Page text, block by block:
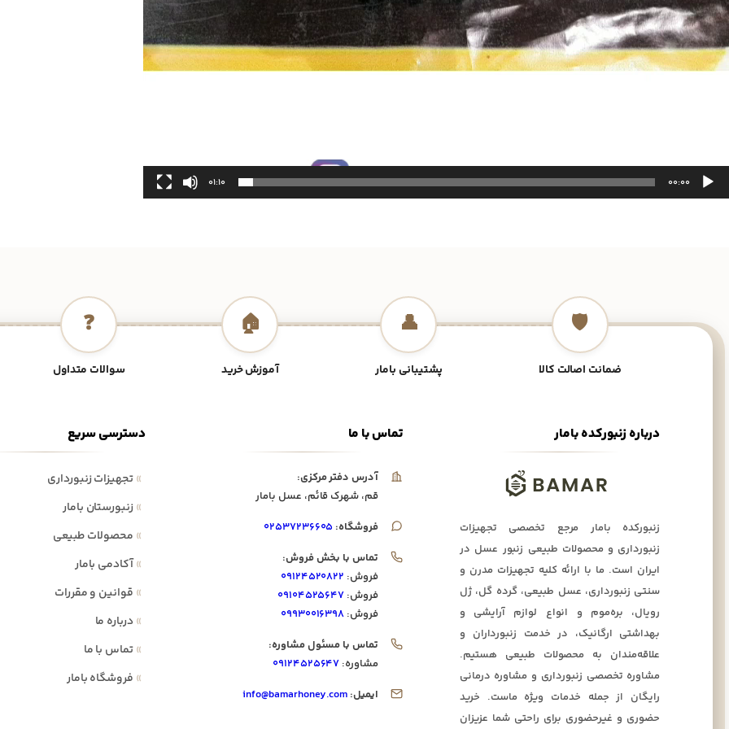
00:00
01:10
🛡️
ضمانت اصالت کالا
👤
پشتیبانی بامار
🏠
آموزش خرید
❓
سوالات متداول
دسترسی سریع
»تجهیزات زنبورداری
»زنبورستان بامار
» محصولات طبیعی
»آکادمی بامار
» قوانین و مقررات
» درباره ما
»تماس با ما
» فروشگاه بامار
تماس با ما
آدرس دفتر مرکزی:
قم، شهرک قائم، عسل بامار
فروشگاه: ۰۲۵۳۷۲۳۶۶۰۵
تماس با بخش فروش:
فروش: ۰۹۱۲۴۵۲۰۸۲۲
فروش: ۰۹۱۰۴۵۲۵۶۴۷
فروش: ۰۹۹۳۰۰۱۶۳۹۸
تماس با مسئول مشاوره:
مشاوره: ۰۹۱۲۴۵۲۵۶۴۷
ایمیل: info@bamarhoney.com
درباره زنبورکده بامار
زنبورکده بامار مرجع تخصصی تجهیزات
زنبورداری و محصولات طبیعی زنبور عسل در
ایران است. ما با ارائه کلیه تجهیزات مدرن و
سنتی زنبورداری، عسل طبیعی، گرده گل، ژل
رویال، بره‌موم و انواع لوازم آرایشی و
بهداشتی ارگانیک، در خدمت زنبورداران و
علاقه‌مندان به محصولات طبیعی هستیم.
مشاوره تخصصی زنبورداری و مشاوره درمانی
رایگان از جمله خدمات ویژه ماست. خرید
حضوری و غیرحضوری برای راحتی شما عزیزان